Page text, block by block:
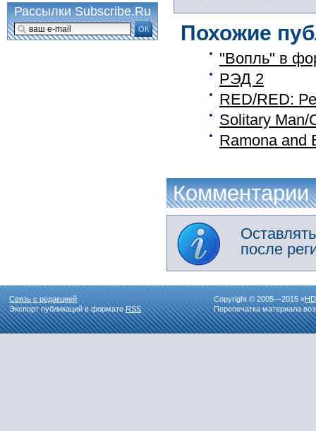
Похожие
"Вопль" в
РЭД 2
RED/RED:
Solitary Man/
Ramona and
Комментарии
после
Рассылки Subscribe.Ru
ОК
Связь с редакцией
Экспорт публикаций в форматеRSS
Copyright © 2005—2015 «
Перепечатка материала